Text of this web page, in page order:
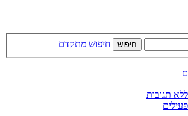
חיפוש חיפוש מתקדם
תגובות